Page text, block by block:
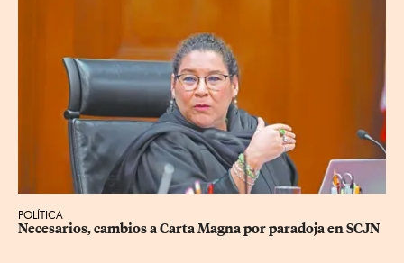
POLÍTICA
Necesarios, cambios a Carta Magna por paradoja en SCJN